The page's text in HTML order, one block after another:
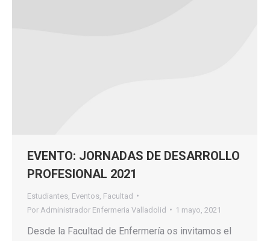
EVENTO: JORNADAS DE DESARROLLO
PROFESIONAL 2021
Estudiantes Eventos Facultad
Por Administrador Enfermeria Valladolid 1 mayo, 2021
Desde la Facultad de Enfermería os invitamos el